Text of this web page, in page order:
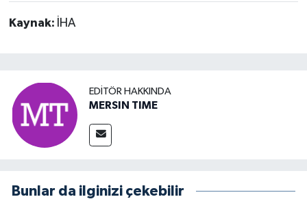
Kaynak: İHA
EDITÖR HAKKINDA
MERSIN TIME
Bunlar da ilginizi çekebilir